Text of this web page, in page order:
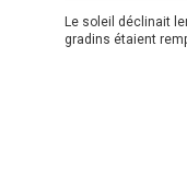
Le soleil déclinait
gradins étaient